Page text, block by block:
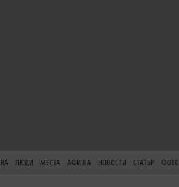
ЛЮДИ МЕСТА АФИША НОВОСТИ СТАТЬИ ФОТО